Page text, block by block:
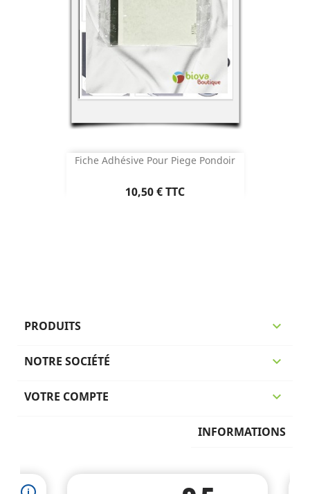
Fiche Adhésive Pour Piege Pondoir
Prix
10,50 €TTC
PRODUITS 
NOTRE SOCIÉTÉ 
VOTRE COMPTE 
INFORMATIONS